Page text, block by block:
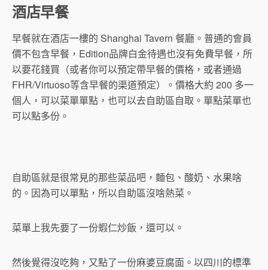
酒店早餐
早餐就在酒店一樓的 Shanghai Tavern 餐廳。普通的會員
價不包含早餐，Edition品牌白金待遇也沒有免費早餐，所
以要花錢買（或者你可以預定帶早餐的價格，或者通過
FHR/Virtuoso等含早餐的渠道預定）。價格大約 200 多一
個人，可以菜單單點，也可以去自助區自取。單點菜單也
可以點多份。
自助區就是很常見的那些菜品吧，麵包、酸奶、水果啥
的。因為可以單點，所以自助區沒啥熱菜。
菜單上我先要了一份蝦仁炒飯，還可以。
然後覺得沒吃夠，又點了一份麻婆豆腐面。以四川的標準